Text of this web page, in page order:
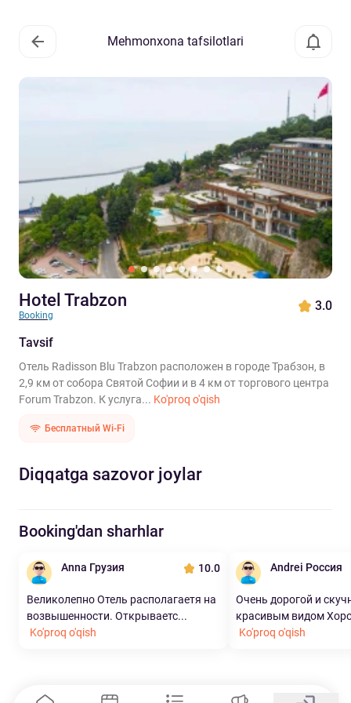
Mehmonxona tafsilotlari
Hotel Trabzon
Booking
3.0
Tavsif
Отель Radisson Blu Trabzon расположен в городе Трабзон, в
2,9 км от собора Святой Софии и в 4 км от торгового центра
Forum Trabzon. К услуга... Ko'proq o'qish
Бесплатный Wi-Fi
Diqqatga sazovor joylar
Booking'dan sharhlar
Anna Грузия 10.0
Великолепно Отель располагаетя на
возвышенности. Открываетс...
Ko'proq o'qish
Andrei Россия
Очень дорогой и
красивым видом
Ko'proq o'qish